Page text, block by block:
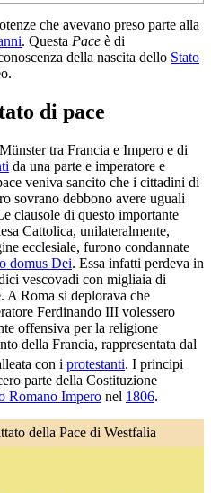
che avevano preso parte alla
. Questa Pace è di
della nascita dello Stato
di pace
tra Francia e Impero e di
da una parte e imperatore e
veniva sancito che i cittadini di
sovrano debbono avere uguali
clausole di questo importante
Cattolica, unilateralmente,
ecclesiale, furono condannate
domus Dei. Essa infatti perdeva in
vescovadi con migliaia di
A Roma si deplorava che
Ferdinando III volessero
offensiva per la religione
della Francia, rappresentata dal
con i protestanti. I principi
parte della Costituzione
Romano Impero nel 1806.
della Pace di Westfalia